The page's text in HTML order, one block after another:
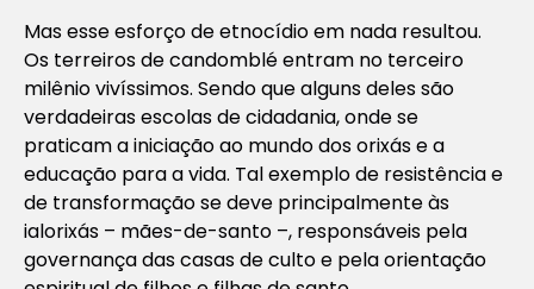
Mas esse esforço de etnocídio em nada resultou.
Os terreiros de candomblé entram no terceiro
milênio vivíssimos. Sendo que alguns deles são
verdadeiras escolas de cidadania, onde se
praticam a iniciação ao mundo dos orixás e a
educação para a vida. Tal exemplo de resistência e
de transformação se deve principalmente às
ialorixás – mães-de-santo –, responsáveis pela
governança das casas de culto e pela orientação